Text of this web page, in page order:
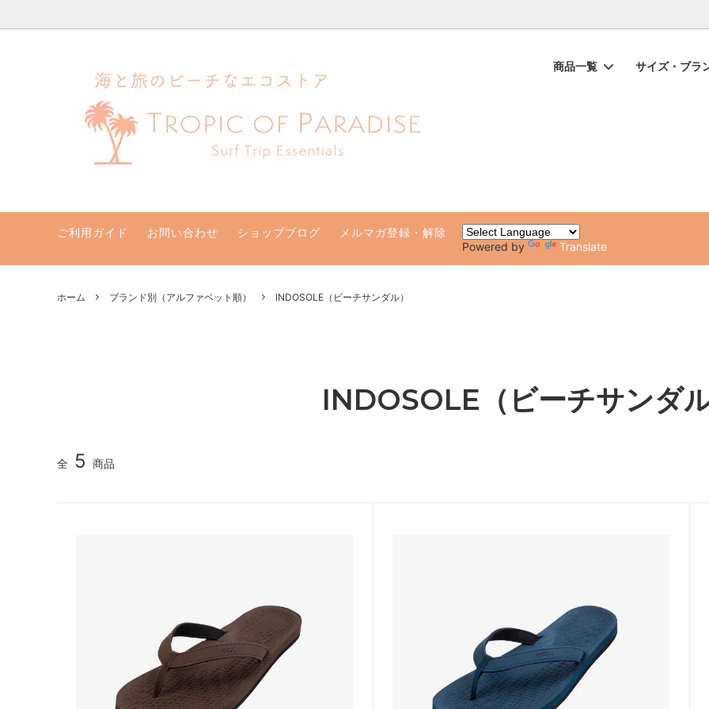
商品一覧
ビキニセット&ワンピース ビキニトップス（一部SALE）
【一般】水着お取り寄せ
サイズ・ブラ
クリアランスセール！最大70％オフ 新着商品
水着サイズ別 取扱店専用ページ
支払い・配送・返品・交換について ハニーガールが他の水着と違う10の理由
ご利用ガイド お問い合わせ ショップブログ
メルマガ登録・解除
Powered by
Translate
ホーム ブランド別（アルファベット順） INDOSOLE（ビーチサンダル）
INDOSOLE（ビーチサンダ
全 5 商品